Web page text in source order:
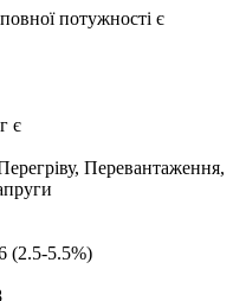
потужності є
є
Перевантаження,
(2.5-5.5%)